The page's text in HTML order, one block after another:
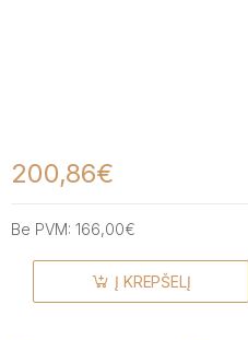
200,86€
Be PVM: 166,00€
Į KREPŠELĮ